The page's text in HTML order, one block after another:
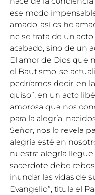
ese modo
amado, así os he
no se trata de un
acabado, sino de un
El amor de Dios que
el Bautismo, se
podríamos decir, en
quiso”, en un acto
amorosa que nos
para la alegría,
Señor, nos lo revela
alegría esté en
nuestra alegría llegue
sacerdote debe
inundar las vidas de
Evangelio”, titula el